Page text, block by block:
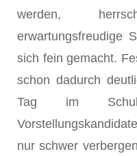
werden,
erwartungsfreudige
sich fein gemacht.
schon dadurch
Tag im
nur schwer